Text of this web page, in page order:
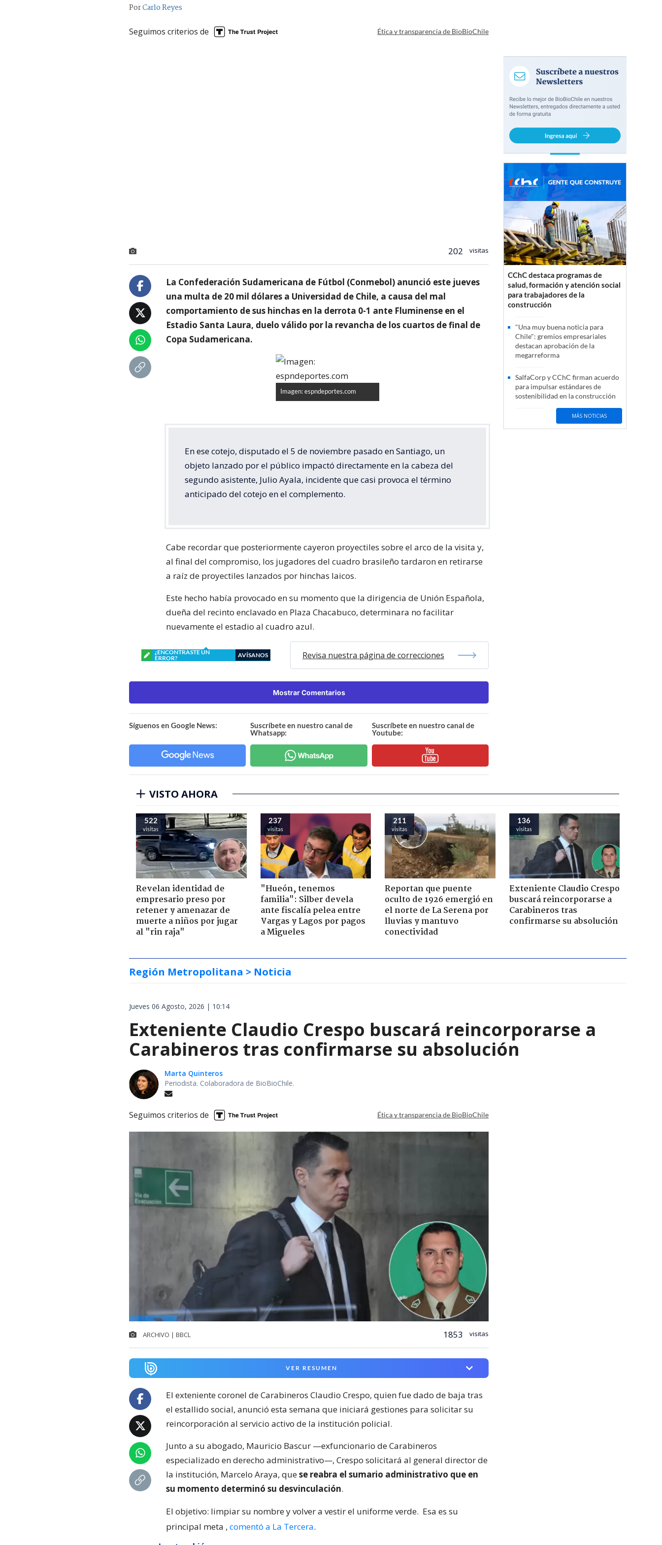
PorCarlo Reyes
Seguimos criterios de Ética y transparencia de BioBioChile
202 visitas
La Confederación Sudamericana de Fútbol (Conmebol) anunció este jueves
una multa de 20 mil dólares a Universidad de Chile, a causa del mal
comportamiento de sus hinchas en la derrota 0-1 ante Fluminense en el
Estadio Santa Laura, duelo válido por la revancha de los cuartos de final de
Copa Sudamericana.
Imagen: espndeportes.com
En ese cotejo, disputado el 5 de noviembre pasado en Santiago, un
objeto lanzado por el público impactó directamente en la cabeza del
segundo asistente, Julio Ayala, incidente que casi provoca el término
anticipado del cotejo en el complemento.
Cabe recordar que posteriormente cayeron proyectiles sobre el arco de la visita y,
al final del compromiso, los jugadores del cuadro brasileño tardaron en retirarse
a raíz de proyectiles lanzados por hinchas laicos.
Este hecho había provocado en su momento que la dirigencia de Unión Española,
dueña del recinto enclavado en Plaza Chacabuco, determinara no facilitar
nuevamente el estadio al cuadro azul.
¿ENCONTRASTE UN
ERROR?
AVÍSANOS Revisa nuestra página de correcciones
Mostrar Comentarios
Síguenos en Google News:
Suscríbete en nuestro canal de
Whatsapp:
Suscríbete en nuestro canal de
Youtube:
CChC destaca programas de
salud, formación y atención social
para trabajadores de la
construcción
"Una muy buena noticia para
Chile": gremios empresariales
destacan aprobación de la
megarreforma
SalfaCorp y CChC firman acuerdo
para impulsar estándares de
sostenibilidad en la construcción
MÁS NOTICIAS
VISTO AHORA
522
visitas
Revelan identidad de
empresario preso por
retener y amenazar de
muerte a niños por jugar
al "rin raja"
237
visitas
"Hueón, tenemos
familia": Silber devela
ante fiscalía pelea entre
Vargas y Lagos por pagos
a Migueles
211
visitas
Reportan que puente
oculto de 1926 emergió en
el norte de La Serena por
lluvias y mantuvo
conectividad
136
visitas
Exteniente Claudio Crespo
buscará reincorporarse a
Carabineros tras
confirmarse su absolución
Región Metropolitana > Noticia
Jueves 06 Agosto, 2026 | 10:14
Exteniente Claudio Crespo buscará reincorporarse a
Carabineros tras confirmarse su absolución
Marta Quinteros
Periodista. Colaboradora de BioBioChile.
Seguimos criterios de Ética y transparencia de BioBioChile
ARCHIVO | BBCL 1853 visitas
VER RESUMEN
El exteniente coronel de Carabineros Claudio Crespo, quien fue dado de baja tras
el estallido social, anunció esta semana que iniciará gestiones para solicitar su
reincorporación al servicio activo de la institución policial.
Junto a su abogado, Mauricio Bascur —exfuncionario de Carabineros
especializado en derecho administrativo—, Crespo solicitará al general director de
la institución, Marcelo Araya, quese reabra el sumario administrativo que en
su momento determinó su desvinculación.
El objetivo: limpiar su nombre y volver a vestir el uniforme verde. Esa es su
principal meta , comentó a La Tercera.